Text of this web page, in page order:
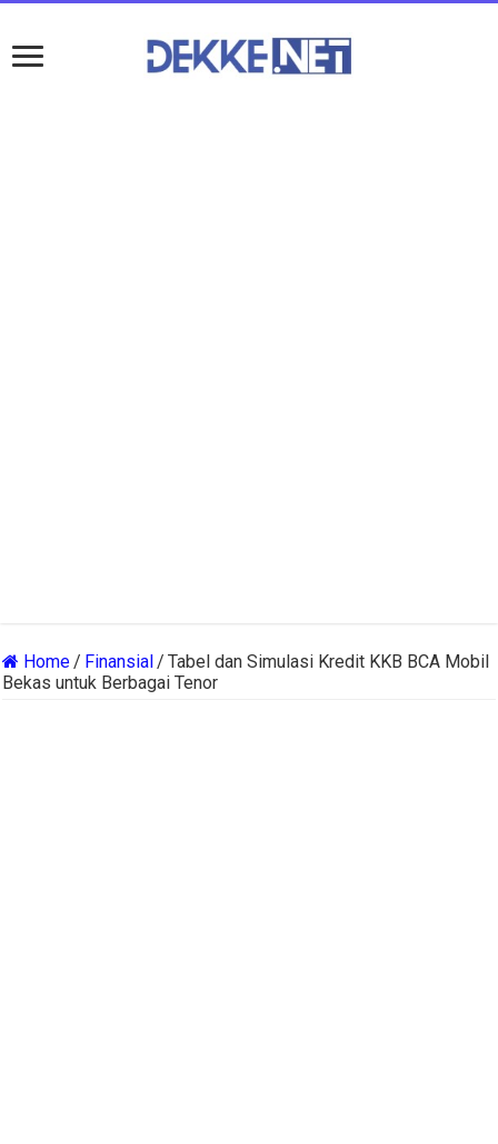
Home/ Finansial/ Tabel dan Simulasi Kredit KKB BCA Mobil
Bekas untuk Berbagai Tenor